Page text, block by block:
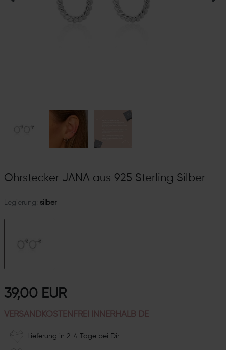
Ohrstecker JANA aus 925 Sterling Silber
Legierung: silber
39,00 EUR
VERSANDKOSTENFREI INNERHALB DE
Lieferung in 2-4 Tage bei Dir